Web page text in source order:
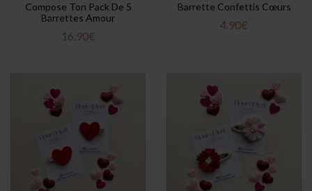
Compose Ton Pack De 5
Barrettes Amour
16.90€
Barrette Confettis Cœurs
4.90€